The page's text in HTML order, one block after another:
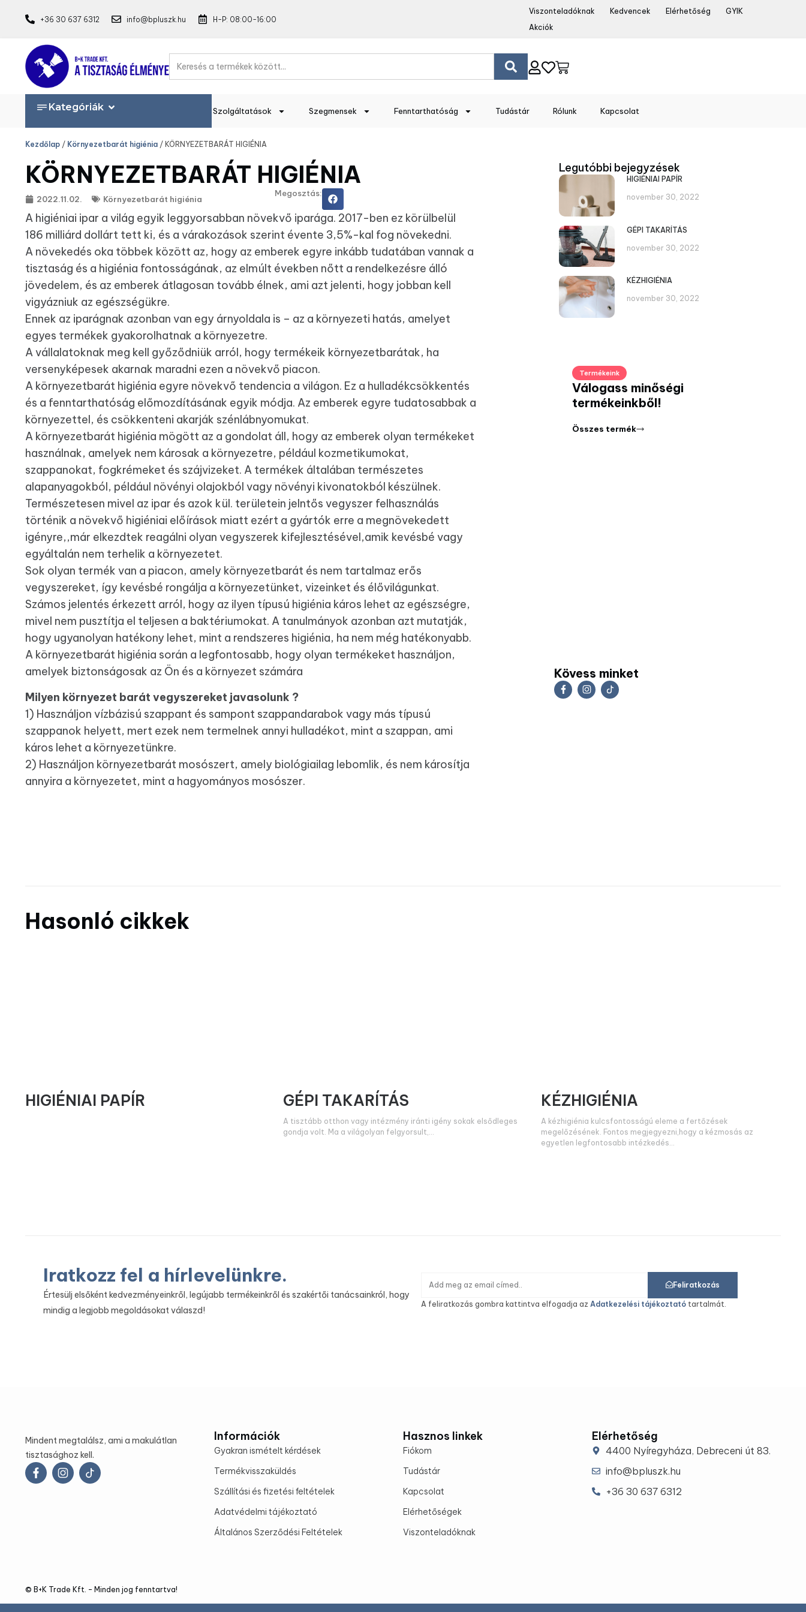
+36 30 637 6312 info@bpluszk.hu H-P: 08:00-16:00
Viszonteladóknak Kedvencek Elérhetőség
GYIK
Akciók
Kategóriák Szolgáltatások Szegmensek Fenntarthatóság Tudástár Rólunk Kapcsolat
Kezdőlap / Környezetbarát higiénia / KÖRNYEZETBARÁT HIGIÉNIA
KÖRNYEZETBARÁT HIGIÉNIA
2022.11.02. Környezetbarát higiénia
Megosztás:
A higiéniai ipar a világ egyik leggyorsabban növekvő iparága. 2017-ben ez körülbelül
186 milliárd dollárt tett ki, és a várakozások szerint évente 3,5%-kal fog növekedni.
A növekedés oka többek között az, hogy az emberek egyre inkább tudatában vannak a
tisztaság és a higiénia fontosságának, az elmúlt években nőtt a rendelkezésre álló
jövedelem, és az emberek átlagosan tovább élnek, ami azt jelenti, hogy jobban kell
vigyázniuk az egészségükre.
Ennek az iparágnak azonban van egy árnyoldala is – az a környezeti hatás, amelyet
egyes termékek gyakorolhatnak a környezetre.
A vállalatoknak meg kell győződniük arról, hogy termékeik környezetbarátak, ha
versenyképesek akarnak maradni ezen a növekvő piacon.
A környezetbarát higiénia egyre növekvő tendencia a világon. Ez a hulladékcsökkentés
és a fenntarthatóság előmozdításának egyik módja. Az emberek egyre tudatosabbak a
környezettel, és csökkenteni akarják szénlábnyomukat.
A környezetbarát higiénia mögött az a gondolat áll, hogy az emberek olyan termékeket
használnak, amelyek nem károsak a környezetre, például kozmetikumokat,
szappanokat, fogkrémeket és szájvizeket. A termékek általában természetes
alapanyagokból, például növényi olajokból vagy növényi kivonatokból készülnek.
Természetesen mivel az ipar és azok kül. területein jelntős vegyszer felhasználás
történik a növekvő higiéniai előírások miatt ezért a gyártók erre a megnövekedett
igényre,,már elkezdtek reagálni olyan vegyszerek kifejlesztésével,amik kevésbé vagy
egyáltalán nem terhelik a környezetet.
Sok olyan termék van a piacon, amely környezetbarát és nem tartalmaz erős
vegyszereket, így kevésbé rongálja a környezetünket, vizeinket és élővilágunkat.
Számos jelentés érkezett arról, hogy az ilyen típusú higiénia káros lehet az egészségre,
mivel nem pusztítja el teljesen a baktériumokat. A tanulmányok azonban azt mutatják,
hogy ugyanolyan hatékony lehet, mint a rendszeres higiénia, ha nem még hatékonyabb.
A környezetbarát higiénia során a legfontosabb, hogy olyan termékeket használjon,
amelyek biztonságosak az Ön és a környezet számára
Milyen környezet barát vegyszereket javasolunk ?
1) Használjon vízbázisú szappant és sampont szappandarabok vagy más típusú
szappanok helyett, mert ezek nem termelnek annyi hulladékot, mint a szappan, ami
káros lehet a környezetünkre.
2) Használjon környezetbarát mosószert, amely biológiailag lebomlik, és nem károsítja
annyira a környezetet, mint a hagyományos mosószer.
Legutóbbi bejegyzések
HIGIÉNIAI PAPÍR
november 30, 2022
GÉPI TAKARÍTÁS
november 30, 2022
KÉZHIGIÉNIA
november 30, 2022
Termékeink
Válogass minőségi
termékeinkből!
Összes termék
Kövess minket
Hasonló cikkek
HIGIÉNIAI PAPÍR GÉPI TAKARÍTÁS
A tisztább otthon vagy intézmény iránti igény sokak elsődleges
gondja volt. Ma a világolyan felgyorsult,
KÉZHIGIÉNIA
A kézhigiénia kulcsfontosságú eleme a fertőzések
megelőzésének. Fontos megjegyezni,hogy a kézmosás az
egyetlen legfontosabb intézkedés
Iratkozz fel a hírlevelünkre.
Értesülj elsőként kedvezményeinkről, legújabb termékeinkről és szakértői tanácsainkról, hogy
mindig a legjobb megoldásokat válaszd!
Feliratkozás
A feliratkozás gombra kattintva elfogadja az Adatkezelési tájékoztató tartalmát.
Mindent megtalálsz, ami a makulátlan
tisztasághoz kell.
Információk
Gyakran ismételt kérdések
Termékvisszaküldés
Szállítási és fizetési feltételek
Adatvédelmi tájékoztató
Általános Szerződési Feltételek
Hasznos linkek
Fiókom
Tudástár
Kapcsolat
Elérhetőségek
Viszonteladóknak
Elérhetőség
4400 Nyíregyháza, Debreceni út 83.
info@bpluszk.hu
+36 30 637 6312
© B+K Trade Kft. – Minden jog fenntartva!